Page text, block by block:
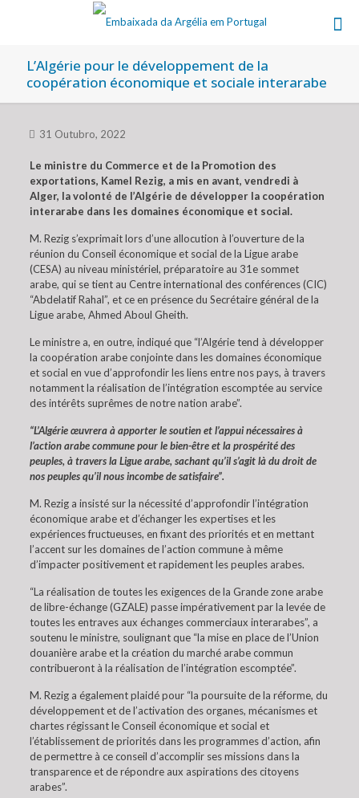
L’Algérie pour le développement de la
coopération économique et sociale interarabe
31 Outubro, 2022
Le ministre du Commerce et de la Promotion des
exportations, Kamel Rezig, a mis en avant, vendredi à
Alger, la volonté de l’Algérie de développer la coopération
interarabe dans les domaines économique et social.
M. Rezig s’exprimait lors d’une allocution à l’ouverture de la
réunion du Conseil économique et social de la Ligue arabe
(CESA) au niveau ministériel, préparatoire au 31e sommet
arabe, qui se tient au Centre international des conférences (CIC)
“Abdelatif Rahal”, et ce en présence du Secrétaire général de la
Ligue arabe, Ahmed Aboul Gheith.
Le ministre a, en outre, indiqué que “l’Algérie tend à développer
la coopération arabe conjointe dans les domaines économique
et social en vue d’approfondir les liens entre nos pays, à travers
notamment la réalisation de l’intégration escomptée au service
des intérêts suprêmes de notre nation arabe”.
“L’Algérie œuvrera à apporter le soutien et l’appui nécessaires à
l’action arabe commune pour le bien-être et la prospérité des
peuples, à travers la Ligue arabe, sachant qu’il s’agit là du droit de
nos peuples qu’il nous incombe de satisfaire”.
M. Rezig a insisté sur la nécessité d’approfondir l’intégration
économique arabe et d’échanger les expertises et les
expériences fructueuses, en fixant des priorités et en mettant
l’accent sur les domaines de l’action commune à même
d’impacter positivement et rapidement les peuples arabes.
“La réalisation de toutes les exigences de la Grande zone arabe
de libre-échange (GZALE) passe impérativement par la levée de
toutes les entraves aux échanges commerciaux interarabes”, a
soutenu le ministre, soulignant que “la mise en place de l’Union
douanière arabe et la création du marché arabe commun
contribueront à la réalisation de l’intégration escomptée”.
M. Rezig a également plaidé pour “la poursuite de la réforme, du
développement et de l’activation des organes, mécanismes et
chartes régissant le Conseil économique et social et
l’établissement de priorités dans les programmes d’action, afin
de permettre à ce conseil d’accomplir ses missions dans la
transparence et de répondre aux aspirations des citoyens
arabes”.